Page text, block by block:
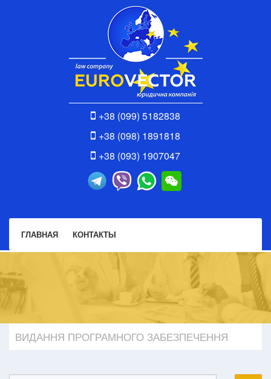
+38 (099) 5182838
+38 (098) 1891818
+38 (093) 1907047
ГЛАВНАЯ КОНТАКТЫ
ВИДАННЯ ПРОГРАМНОГО ЗАБЕЗПЕЧЕННЯ